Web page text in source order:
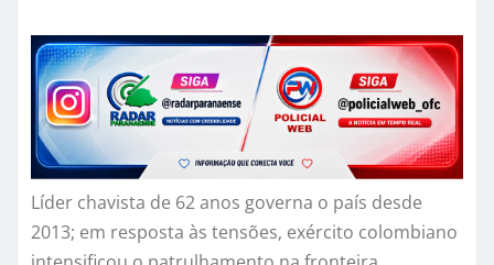
Líder chavista de 62 anos governa o país desde
2013; em resposta às tensões, exército colombiano